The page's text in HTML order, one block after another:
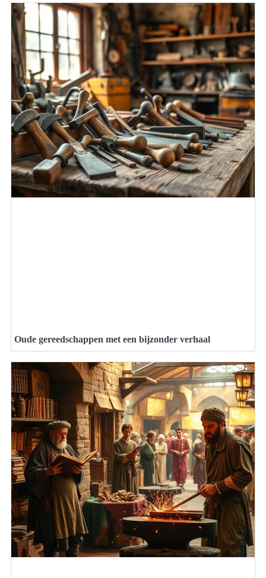
Oude gereedschappen met een bijzonder verhaal